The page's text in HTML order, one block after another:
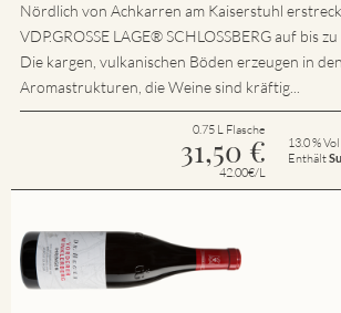
Nördlich von Achkarren am Kaiserstuhl
VDP.GROSSE LAGE® SCHLOSSBERG auf bis
Die kargen, vulkanischen Böden erzeugen in
Aromastrukturen, die Weine sind kräftig...
0.75 L Flasche
31,50 €
42.00€/L
13.0 % Vol
Enthält